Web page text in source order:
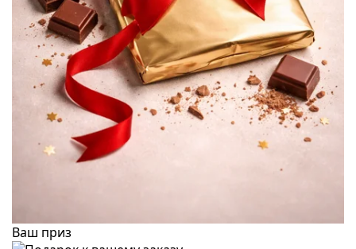
Ваш приз